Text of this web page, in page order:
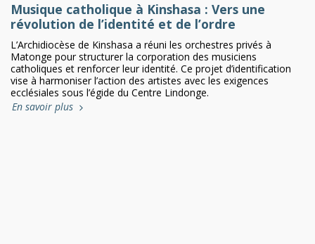
Musique catholique à Kinshasa : Vers une
révolution de l’identité et de l’ordre
L’Archidiocèse de Kinshasa a réuni les orchestres privés à
Matonge pour structurer la corporation des musiciens
catholiques et renforcer leur identité. Ce projet d’identification
vise à harmoniser l’action des artistes avec les exigences
ecclésiales sous l’égide du Centre Lindonge.
En savoir plus